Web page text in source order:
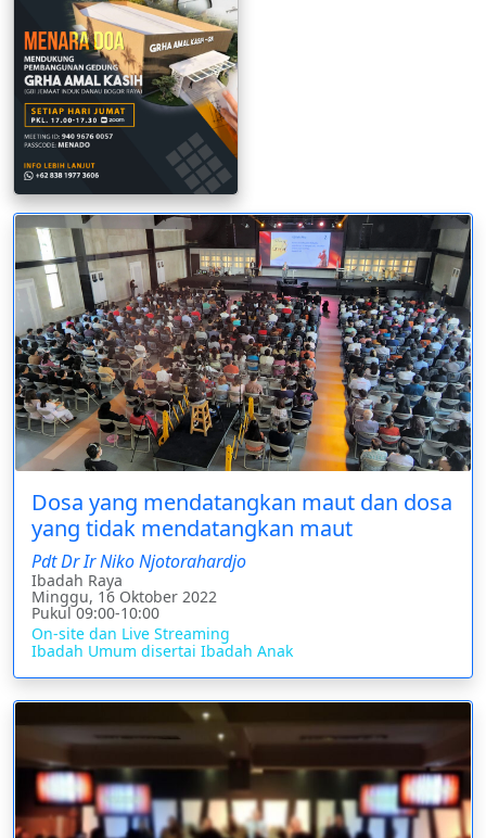
Dosa yang mendatangkan maut dan dosa
yang tidak mendatangkan maut
Pdt Dr Ir Niko Njotorahardjo
Ibadah Raya
Minggu, 16 Oktober 2022
Pukul 09:00-10:00
On-site dan Live Streaming
Ibadah Umum disertai Ibadah Anak